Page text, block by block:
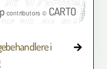
contributors © CARTO
i